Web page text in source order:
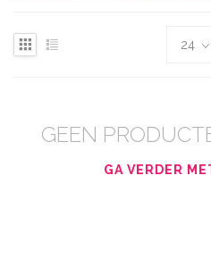
GEEN
GA VERDER